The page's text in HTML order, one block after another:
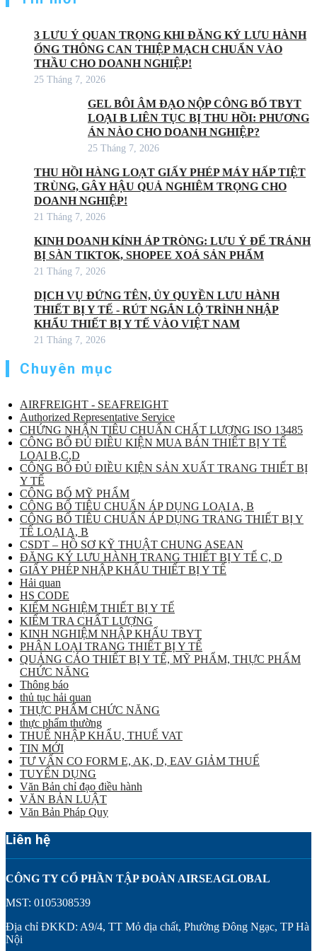
3 LƯU Ý QUAN TRỌNG KHI ĐĂNG KÝ LƯU HÀNH
ỐNG THÔNG CAN THIỆP MẠCH CHUẨN VÀO
THẦU CHO DOANH NGHIỆP!
25 Tháng 7, 2026
GEL BÔI ÂM ĐẠO NỘP CÔNG BỐ TBYT
LOẠI B LIÊN TỤC BỊ THU HỒI: PHƯƠNG
ÁN NÀO CHO DOANH NGHIỆP?
25 Tháng 7, 2026
THU HỒI HÀNG LOẠT GIẤY PHÉP MÁY HẤP TIỆT
TRÙNG, GÂY HẬU QUẢ NGHIÊM TRỌNG CHO
DOANH NGHIỆP!
21 Tháng 7, 2026
KINH DOANH KÍNH ÁP TRÒNG: LƯU Ý ĐỂ TRÁNH
BỊ SÀN TIKTOK, SHOPEE XOÁ SẢN PHẨM
21 Tháng 7, 2026
DỊCH VỤ ĐỨNG TÊN, ỦY QUYỀN LƯU HÀNH
THIẾT BỊ Y TẾ - RÚT NGẮN LỘ TRÌNH NHẬP
KHẨU THIẾT BỊ Y TẾ VÀO VIỆT NAM
21 Tháng 7, 2026
Chuyên mục
AIRFREIGHT - SEAFREIGHT
Authorized Representative Service
CHỨNG NHẬN TIÊU CHUẨN CHẤT LƯỢNG ISO 13485
CÔNG BỐ ĐỦ ĐIỀU KIỆN MUA BÁN THIẾT BỊ Y TẾ
LOẠI B,C,D
CÔNG BỐ ĐỦ ĐIỀU KIỆN SẢN XUẤT TRANG THIẾT BỊ
Y TẾ
CÔNG BỐ MỸ PHẨM
CÔNG BỐ TIÊU CHUẨN ÁP DỤNG LOẠI A, B
CÔNG BỐ TIÊU CHUẨN ÁP DỤNG TRANG THIẾT BỊ Y
TẾ LOẠI A, B
CSDT – HỒ SƠ KỸ THUẬT CHUNG ASEAN
ĐĂNG KÝ LƯU HÀNH TRANG THIẾT BỊ Y TẾ C, D
GIẤY PHÉP NHẬP KHẨU THIẾT BỊ Y TẾ
Hải quan
HS CODE
KIỂM NGHIỆM THIẾT BỊ Y TẾ
KIỂM TRA CHẤT LƯỢNG
KINH NGHIỆM NHẬP KHẨU TBYT
PHÂN LOẠI TRANG THIẾT BỊ Y TẾ
QUẢNG CÁO THIẾT BỊ Y TẾ, MỸ PHẨM, THỰC PHẨM
CHỨC NĂNG
Thông báo
thủ tục hải quan
THỰC PHẨM CHỨC NĂNG
thực phẩm thường
THUẾ NHẬP KHẨU, THUẾ VAT
TIN MỚI
TƯ VẤN CO FORM E, AK, D, EAV GIẢM THUẾ
TUYỂN DỤNG
Văn Bản chỉ đạo điều hành
VĂN BẢN LUẬT
Văn Bản Pháp Quy
Liên hệ
CÔNG TY CỔ PHẦN TẬP ĐOÀN AIRSEAGLOBAL
MST: 0105308539
Địa chỉ ĐKKD: A9/4, TT Mỏ địa chất, Phường Đông Ngạc, TP Hà
Nội